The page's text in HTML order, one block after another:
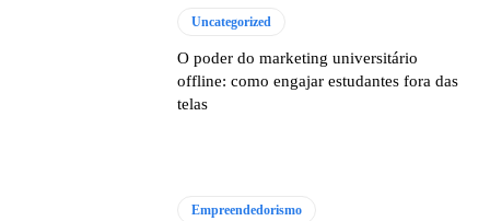
Uncategorized
O poder do marketing universitário
offline: como engajar estudantes fora das
telas
Empreendedorismo